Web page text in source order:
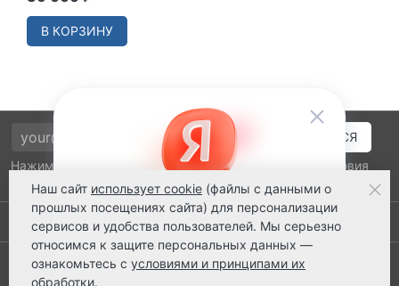
В КОРЗИНУ
Нажимая на кнопку подтверждения, я принимаю условия
политики обработки персональных данных
Выполнено заказов: 52530
8 800 2018-054
Наш сайт использует cookie (файлы с данными о
прошлых посещениях сайта) для персонализации
сервисов и удобства пользователей. Мы серьезно
относимся к защите персональных данных —
ознакомьтесь с условиями и принципами их
обработки.